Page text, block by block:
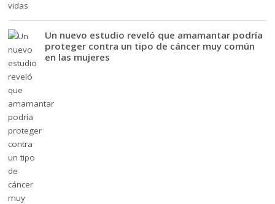
Un nuevo estudio reveló que amamantar podría
proteger contra un tipo de cáncer muy común
en las mujeres